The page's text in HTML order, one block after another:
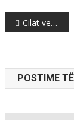
Post
navigation
Cilat vende evropiane kanë më shumë policë?
POSTIME